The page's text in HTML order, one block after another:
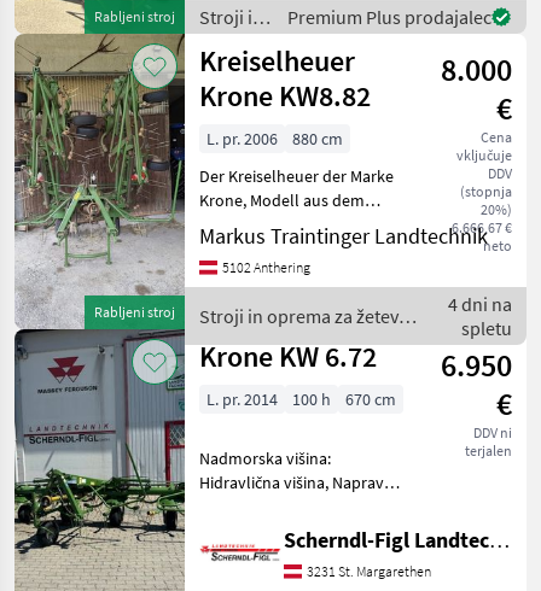
Rabljeni stroj
Tastrad am Dreipunkt-Bock
Stroji in
oprema
za žetev
in
spravilo
/ Claas
Premium Plus prodajalec
Rabljeni stroj
Kreiselheuer
Krone KW8.82
8.000
€
Cena
vključuje
DDV
(stopnja
20%)
6.666,67 €
neto
L. pr. 2006
880 cm
Der Kreiselheuer der Marke
Krone, Modell aus dem
Baujahr 2006, bietet eine
beeindruckende
Arbeitsbreite von 880 cm
effiziente Heuarbeiten auf
Markus Traintinger Landtechnik
5102 Anthering
Stroji in oprema za žetev in
spravilo / Krone
4 dni na
spletu
Krone KW 6.72
6.950
€
DDV ni
terjalen
L. pr. 2014 100 h 670 cm
Nadmorska višina:
Hidravlična višina, Naprava
kota širjenja, Zaščitna palica
Stroji in oprema za žetev in
spravilo Vrtavkasti
Scherndl-Figl Landtechnik
3231 St. Margarethen